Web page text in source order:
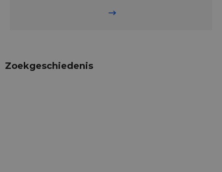
Zoekgeschiedenis